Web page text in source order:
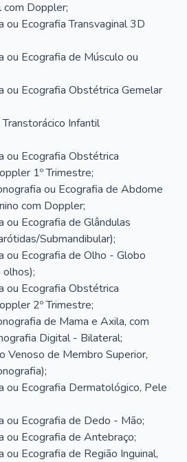
com Doppler;
ou Ecografia Transvaginal 3D
ou Ecografia de Músculo ou
ou Ecografia Obstétrica Gemelar
Infantil
ou Ecografia Obstétrica
1º Trimestre;
ou Ecografia de Abdome
com Doppler;
ou Ecografia de Glândulas
Submandibular);
ou Ecografia de Olho - Globo
olhos);
ou Ecografia Obstétrica
2º Trimestre;
de Mama e Axila, com
Digital - Bilateral;
Venoso de Membro Superior,
ou Ecografia Dermatológico, Pele
ou Ecografia de Dedo - Mão;
ou Ecografia de Antebraço;
ou Ecografia de Região Inguinal,